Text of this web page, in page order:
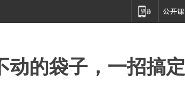
的袋子，一招搞定